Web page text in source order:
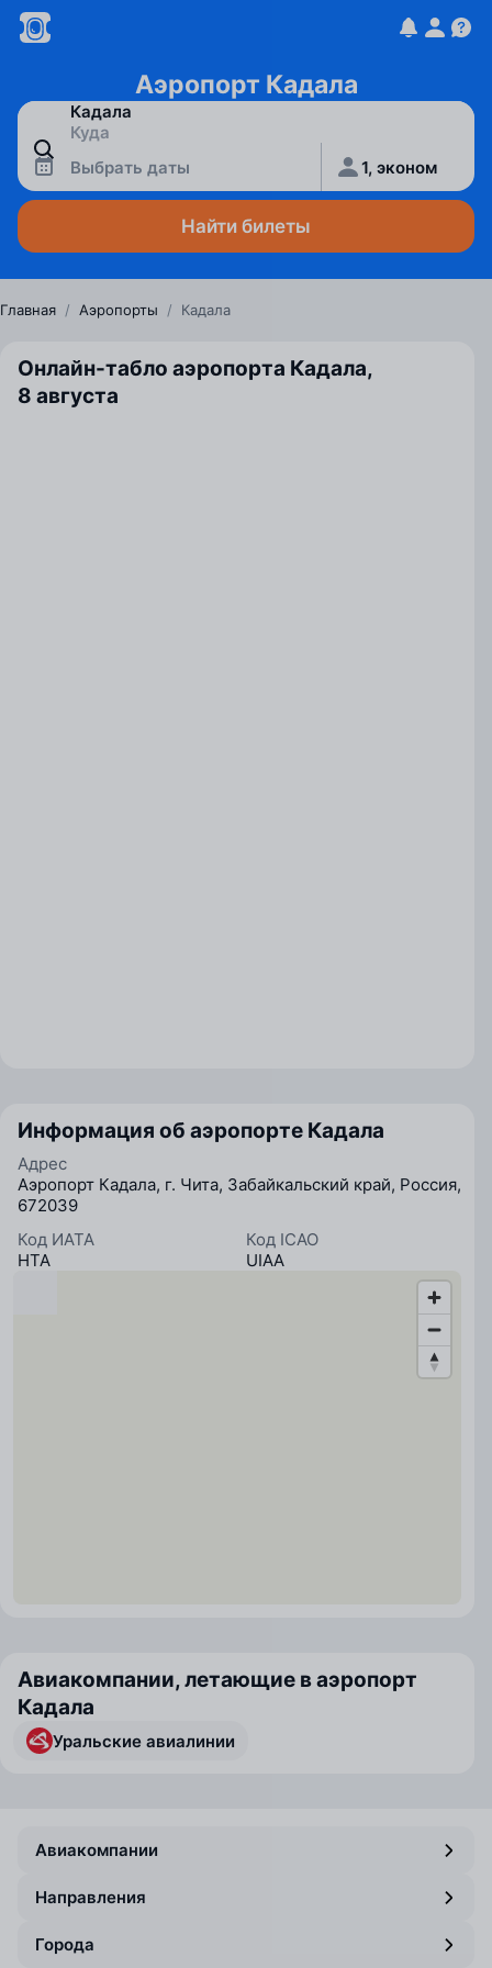
Аэропорт Кадала
Выбрать даты 1, эконом
Найти билеты
Главная / Аэропорты / Кадала
Онлайн-табло аэропорта Кадала,
8 августа
Информация об аэропорте Кадала
Адрес
Аэропорт Кадала, г. Чита, Забайкальский край, Россия,
672039
Код ИАТА
HTA
Код ICAO
UIAA
Авиакомпании, летающие в аэропорт
Кадала
Уральские авиалинии
Авиакомпании
Направления
Города